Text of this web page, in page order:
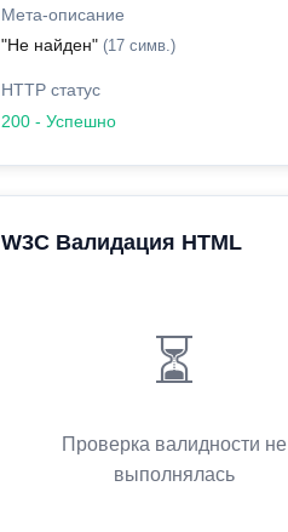
Мета-описание
"Не найден" (17 симв.)
HTTP статус
200 - Успешно
W3C Валидация HTML
⏳
Проверка валидности не
выполнялась